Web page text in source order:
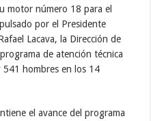
motor número 18 para el
por el Presidente
Lacava, la Dirección de
de atención técnica
541 hombres en los 14
el avance del programa